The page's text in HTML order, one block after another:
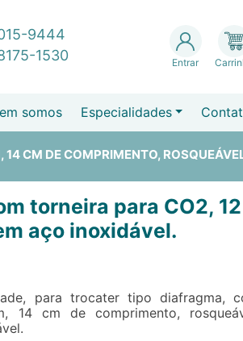
9444
1530
Entrar
somos Especialidades
CM DE COMPRIMENTO,
torneira para CO2, 12
aço inoxidável.
para trocater tipo diafragma,
14 cm de comprimento,